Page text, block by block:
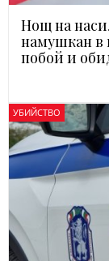
Нощ на
намушкан в
побой и
УБИЙСТВО